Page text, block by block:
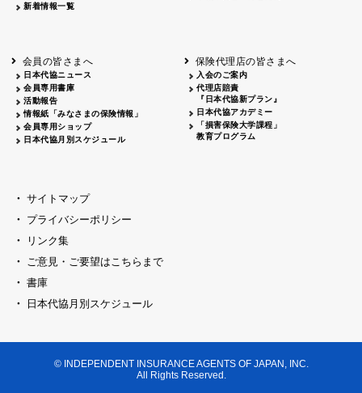
新着情報一覧
会員の皆さまへ
日本代協ニュース
会員専用書庫
活動報告
情報紙「みなさまの保険情報」
会員専用ショップ
日本代協月別スケジュール
保険代理店の皆さまへ
入会のご案内
代理店賠責
『日本代協新プラン』
日本代協アカデミー
「損害保険大学課程」
教育プログラム
サイトマップ
プライバシーポリシー
リンク集
ご意見・ご要望はこちらまで
書庫
日本代協月別スケジュール
© INDEPENDENT INSURANCE AGENTS OF JAPAN, INC.
All Rights Reserved.